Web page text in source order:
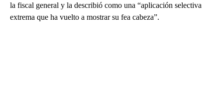
la fiscal general y la describió como una “aplicación selectiva
extrema que ha vuelto a mostrar su fea cabeza”.